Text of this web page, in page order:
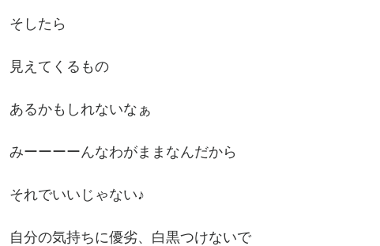
そしたら
見えてくるもの
あるかもしれないなぁ
みーーーーんなわがままなんだから
それでいいじゃない♪
自分の気持ちに優劣、白黒つけないで